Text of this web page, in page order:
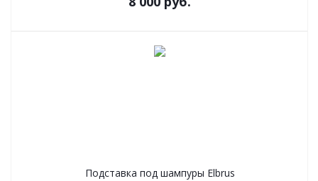
Подставка под шампуры Elbrus